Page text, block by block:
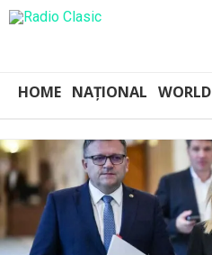
HOME NAȚIONAL WORLD